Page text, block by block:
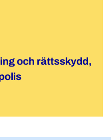
och rättsskydd,